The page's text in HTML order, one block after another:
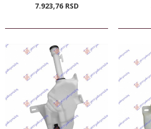
7.923,76 RSD